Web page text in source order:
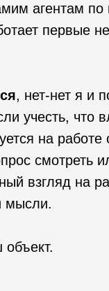
агентам
первые
, нет-нет я и
учесть, что
на работе
смотреть
взгляд на
мысли.